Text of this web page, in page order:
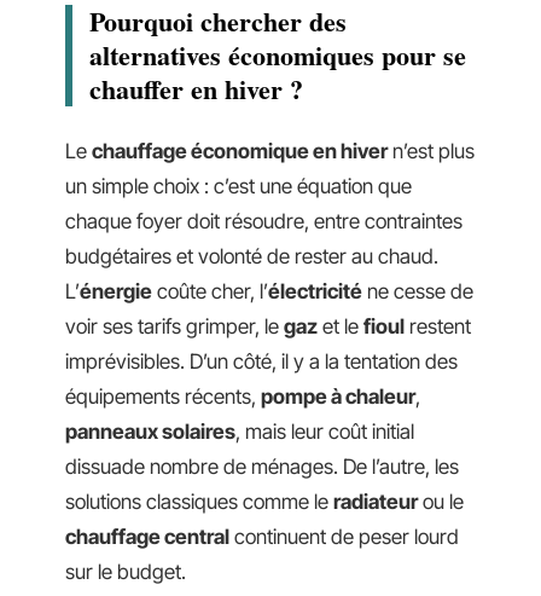
Pourquoi chercher des
alternatives économiques pour se
chauffer en hiver ?
Le chauffage économique en hivern’est plus
un simple choix : c’est une équation que
chaque foyer doit résoudre, entre contraintes
budgétaires et volonté de rester au chaud.
L’énergie coûte cher, l’électricité ne cesse de
voir ses tarifs grimper, le gaz et le fioul restent
imprévisibles. D’un côté, il y a la tentation des
équipements récents, pompe à chaleur,
panneaux solaires, mais leur coût initial
dissuade nombre de ménages. De l’autre, les
solutions classiques comme le radiateurou le
chauffage central continuent de peser lourd
sur le budget.